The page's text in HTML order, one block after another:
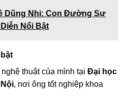
Dũng Nhi: Con Đường Sự
Nổi Bật
thuật của mình tại Đại học
, nơi ông tốt nghiệp khoa